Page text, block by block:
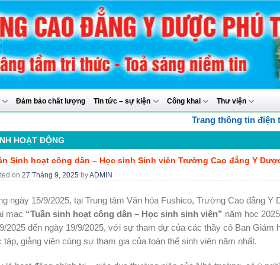
Đảm bảo chất lượng Tin tức – sự kiện Công khai Thư viện
Trang thông tin điện tử Trường
HOẠT ĐỘNG
Sinh hoạt công dân – Học sinh Sinh viên Trường Cao đẳng Y
on 27 Tháng 9, 2025 byADMIN
ngày 15/9/2025, tại Trung tâm Văn hóa Fushico, Trường Cao đẳng
mạc “Tuần sinh hoạt công dân – Học sinh sinh viên” năm học
2025 đến ngày 19/9/2025, với sự tham dự của các thầy cô Ban Giám
tập, giảng viên cùng sự tham gia của toàn thể sinh viên năm nhất.